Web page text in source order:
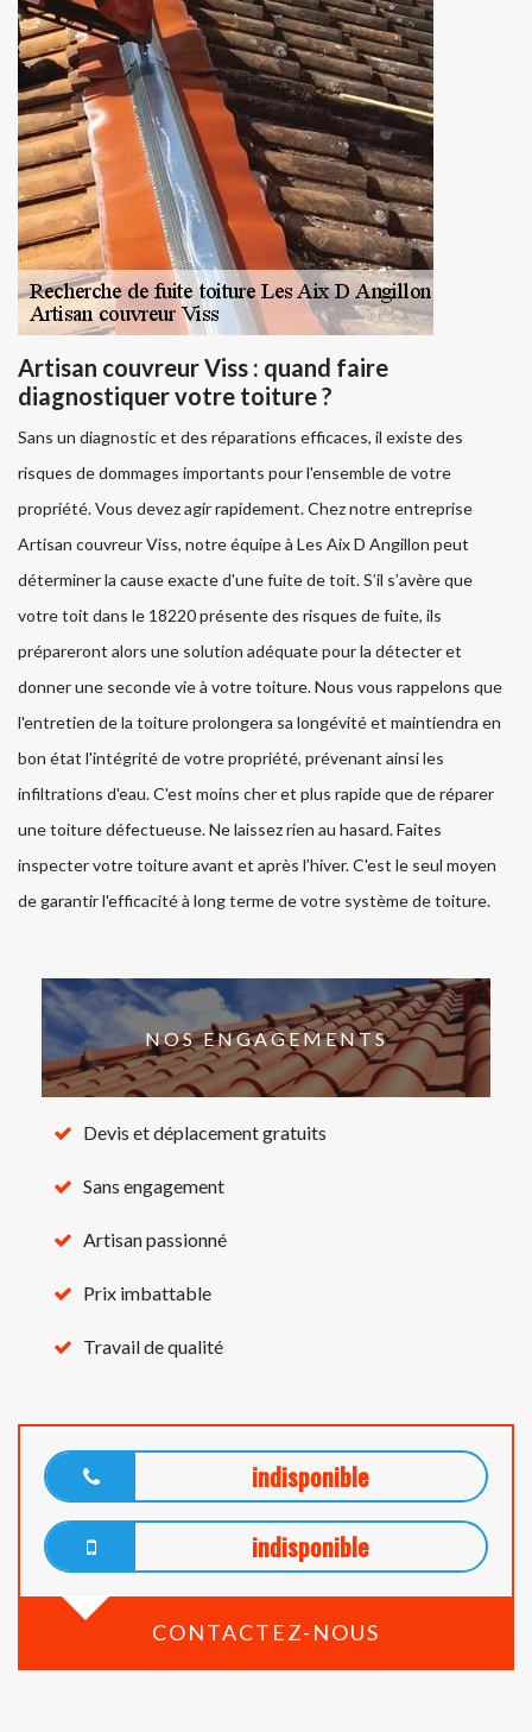
Artisan couvreur Viss : quand faire
diagnostiquer votre toiture ?
Sans un diagnostic et des réparations efficaces, il existe des
risques de dommages importants pour l'ensemble de votre
propriété. Vous devez agir rapidement. Chez notre entreprise
Artisan couvreur Viss, notre équipe à Les Aix D Angillon peut
déterminer la cause exacte d'une fuite de toit. S’il s’avère que
votre toit dans le 18220 présente des risques de fuite, ils
prépareront alors une solution adéquate pour la détecter et
donner une seconde vie à votre toiture. Nous vous rappelons que
l'entretien de la toiture prolongera sa longévité et maintiendra en
bon état l'intégrité de votre propriété, prévenant ainsi les
infiltrations d'eau. C'est moins cher et plus rapide que de réparer
une toiture défectueuse. Ne laissez rien au hasard. Faites
inspecter votre toiture avant et après l’hiver. C'est le seul moyen
de garantir l'efficacité à long terme de votre système de toiture.
NOS ENGAGEMENTS
Devis et déplacement gratuits
Sans engagement
Artisan passionné
Prix imbattable
Travail de qualité
indisponible
indisponible
CONTACTEZ-NOUS